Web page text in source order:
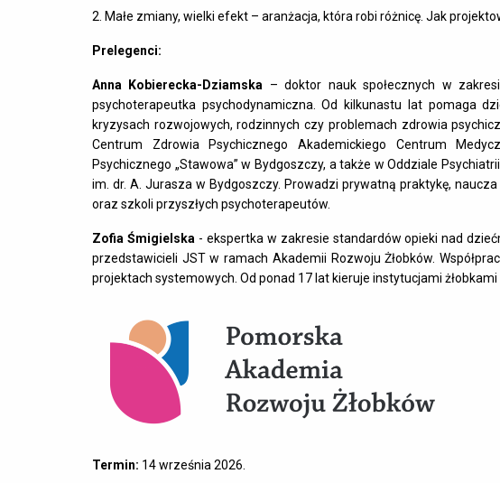
2. Małe zmiany, wielki efekt – aranżacja, która robi różnicę. Jak
Prelegenci:
Anna Kobierecka-Dziamska – doktor nauk społecznych w
psychoterapeutka psychodynamiczna. Od kilkunastu lat pomaga
kryzysach rozwojowych, rodzinnych czy problemach zdrowia
Centrum Zdrowia Psychicznego Akademickiego Centrum
Psychicznego „Stawowa” w Bydgoszczy, a także w Oddziale
im. dr. A. Jurasza w Bydgoszczy. Prowadzi prywatną praktykę,
oraz szkoli przyszłych psychoterapeutów.
Zofia Śmigielska - ekspertka w zakresie standardów opieki nad
przedstawicieli JST w ramach Akademii Rozwoju Żłobków.
projektach systemowych. Od ponad 17 lat kieruje instytucjami żłobkami
Termin: 14 września 2026.